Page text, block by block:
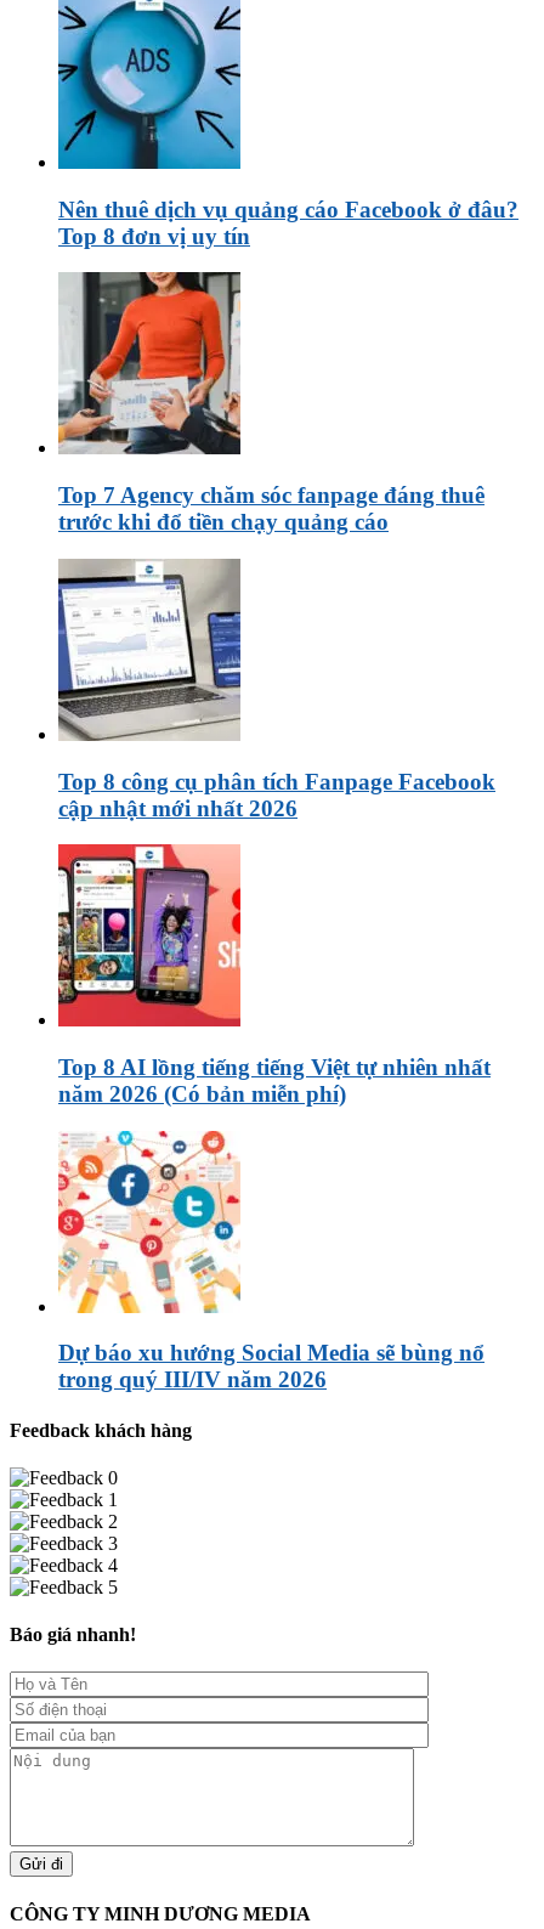
Nên thuê dịch vụ quảng cáo Facebook ở đâu?
Top 8 đơn vị uy tín
Top 7 Agency chăm sóc fanpage đáng thuê
trước khi đổ tiền chạy quảng cáo
Top 8 công cụ phân tích Fanpage Facebook
cập nhật mới nhất 2026
Top 8 AI lồng tiếng tiếng Việt tự nhiên nhất
năm 2026 (Có bản miễn phí)
Dự báo xu hướng Social Media sẽ bùng nổ
trong quý III/IV năm 2026
Feedback khách hàng
Báo giá nhanh!
CÔNG TY MINH DƯƠNG MEDIA